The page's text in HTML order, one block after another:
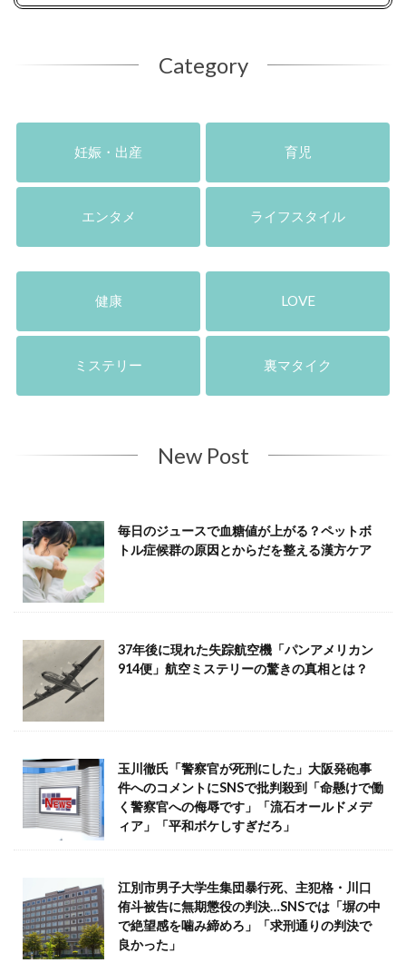
Category
妊娠・出産 育児
エンタメ ライフスタイル
健康 LOVE
ミステリー 裏マタイク
New Post
毎日のジュースで血糖値が上がる？ペットボ
トル症候群の原因とからだを整える漢方ケア
37年後に現れた失踪航空機「パンアメリカン
914便」航空ミステリーの驚きの真相とは？
玉川徹氏「警察官が死刑にした」大阪発砲事
件へのコメントにSNSで批判殺到「命懸けで働
く警察官への侮辱です」「流石オールドメデ
ィア」「平和ボケしすぎだろ」
江別市男子大学生集団暴行死、主犯格・川口
侑斗被告に無期懲役の判決…SNSでは「塀の中
で絶望感を噛み締めろ」「求刑通りの判決で
良かった」